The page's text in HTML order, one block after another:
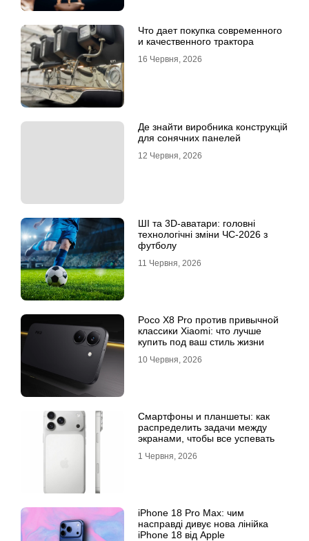
Что дает покупка современного
и качественного трактора
16 Червня, 2026
Де знайти виробника конструкцій
для сонячних панелей
12 Червня, 2026
ШІ та 3D-аватари: головні
технологічні зміни ЧС-2026 з
футболу
11 Червня, 2026
Poco X8 Pro против привычной
классики Xiaomi: что лучше
купить под ваш стиль жизни
10 Червня, 2026
Смартфоны и планшеты: как
распределить задачи между
экранами, чтобы все успевать
1 Червня, 2026
iPhone 18 Pro Max: чим
насправді дивує нова лінійка
iPhone 18 від Apple